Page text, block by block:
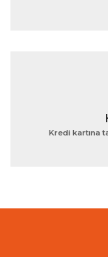
Kredi kartına